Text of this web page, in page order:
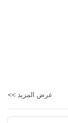
عرض المزيد >>